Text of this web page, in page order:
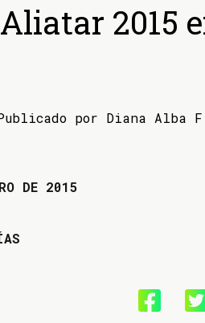
2015
por Diana Alba
DE 2015